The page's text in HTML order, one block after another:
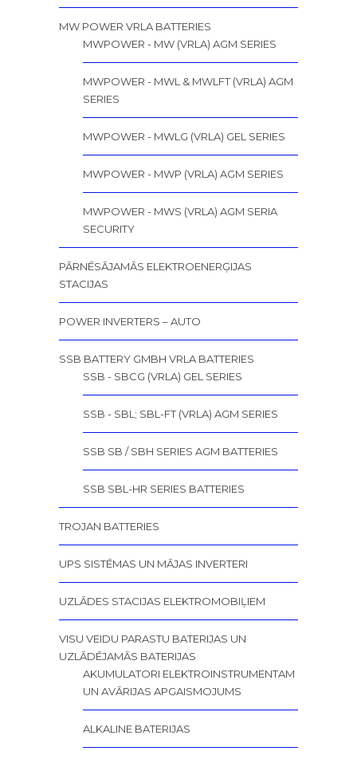
MW POWER VRLA BATTERIES
MWPOWER - MW (VRLA) AGM SERIES
MWPOWER - MWL & MWLFT (VRLA) AGM
SERIES
MWPOWER - MWLG (VRLA) GEL SERIES
MWPOWER - MWP (VRLA) AGM SERIES
MWPOWER - MWS (VRLA) AGM SERIA
SECURITY
PĀRNĒSĀJAMĀS ELEKTROENERĢIJAS
STACIJAS
POWER INVERTERS – AUTO
SSB BATTERY GMBH VRLA BATTERIES
SSB - SBCG (VRLA) GEL SERIES
SSB - SBL; SBL-FT (VRLA) AGM SERIES
SSB SB / SBH SERIES AGM BATTERIES
SSB SBL-HR SERIES BATTERIES
TROJAN BATTERIES
UPS SISTĒMAS UN MĀJAS INVERTERI
UZLĀDES STACIJAS ELEKTROMOBIĻIEM
VISU VEIDU PARASTU BATERIJAS UN
UZLĀDĒJAMĀS BATERIJAS
AKUMULATORI ELEKTROINSTRUMENTAM
UN AVĀRIJAS APGAISMOJUMS
ALKALINE BATERIJAS